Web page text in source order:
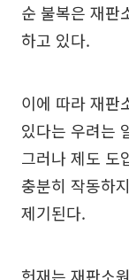
순 불복은 재판
하고 있다.
이에 따라 재판
있다는 우려는
그러나 제도 도
충분히 작동하
제기된다.